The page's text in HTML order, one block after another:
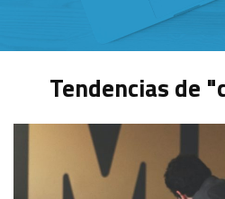
Tendencias de